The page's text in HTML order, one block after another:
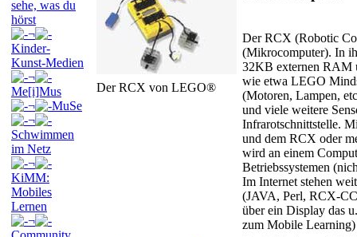
sehe, was du
hörst
¬
Kinder-
Kunst-Medien
¬
Me[i]Mus
¬
MuSe
¬
Schwimmen
im Netz
¬
KiMM:
Mobiles
Lernen
¬
Der RCX von LEGO®
Der RCX (Robotic
(Mikrocomputer). In
32KB externen RAM
wie etwa LEGO
(Motoren, Lampen,
und viele weitere
Infrarotschnittstelle.
und dem RCX oder
wird an einem
Betriebssystemen
Im Internet stehen
(JAVA, Perl, RCX-
über ein Display das
zum Mobile Learning)